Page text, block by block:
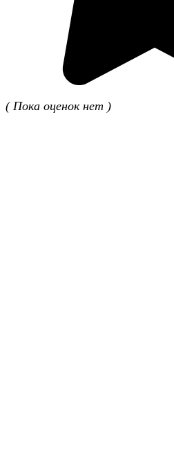
( Пока оценок нет )